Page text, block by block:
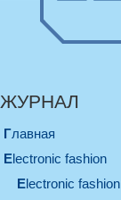
ЖУРНАЛ
Главная
electronic fashion
electronic fashion